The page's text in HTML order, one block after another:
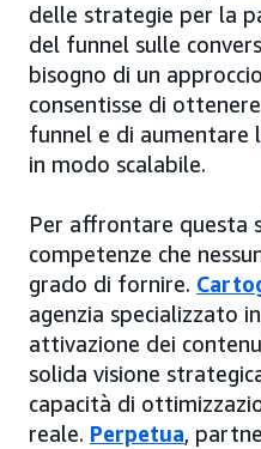
delle strategie per la
del funnel sulle
bisogno di un
consentisse di
funnel e di aumentare
in modo scalabile.
Per affrontare questa
competenze che
grado di fornire.
agenzia specializzato in
attivazione dei
solida visione
capacità di
reale. Perpetua,